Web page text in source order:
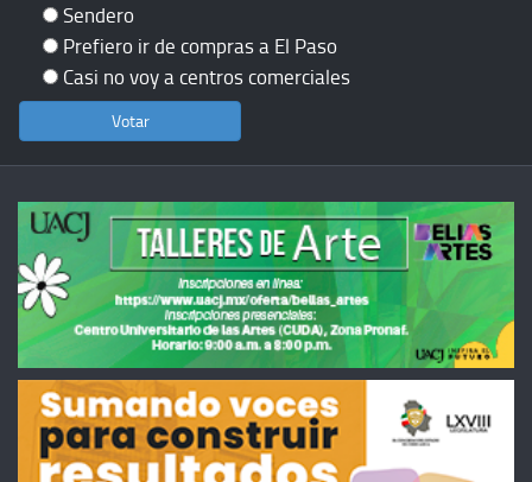
Sendero
Prefiero ir de compras a El Paso
Casi no voy a centros comerciales